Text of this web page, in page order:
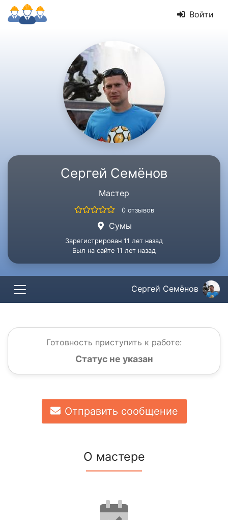
Войти
Сергей Семёнов
Мастер
0 отзывов
Сумы
Зарегистрирован 11 лет назад
Был на сайте 11 лет назад
Сергей Семёнов
Готовность приступить к работе:
Статус не указан
Отправить сообщение
О мастере